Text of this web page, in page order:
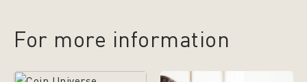
For more information